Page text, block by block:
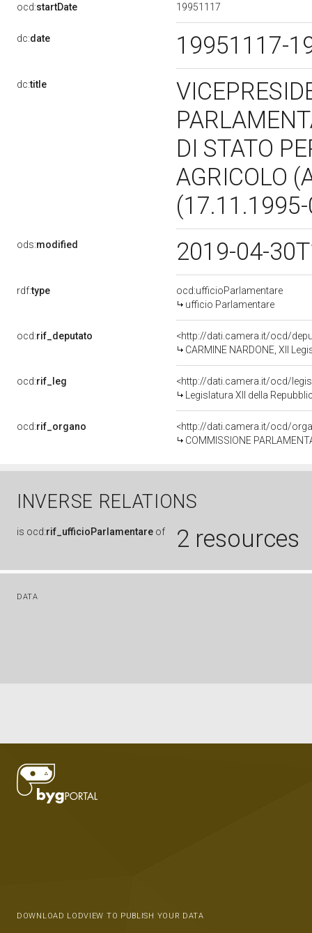
ocd:startDate 19951117
dc:date 19951117-
dc:title
DI STATO
AGRICOLO
ods:modified 2019-04-
rdf:type
ocd:ufficioParlamentare
ufficio Parlamentare
ocd:rif_deputato
<http://dati.camera.it/ocd/
CARMINE NARDONE, XII
ocd:rif_leg
<http://dati.camera.it/ocd/
Legislatura XII della
ocd:rif_organo
<http://dati.camera.it/ocd/
COMMISSIONE PARLAMENTARE
INVERSE RELATIONS
is ocd:rif_ufficioParlamentare of 2 resources
DATA
DOWNLOAD LODVIEW TO PUBLISH YOUR DATA